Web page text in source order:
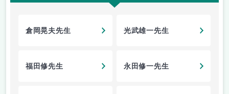
倉岡晃夫先生 光武雄一先生
福田修先生 永田修一先生